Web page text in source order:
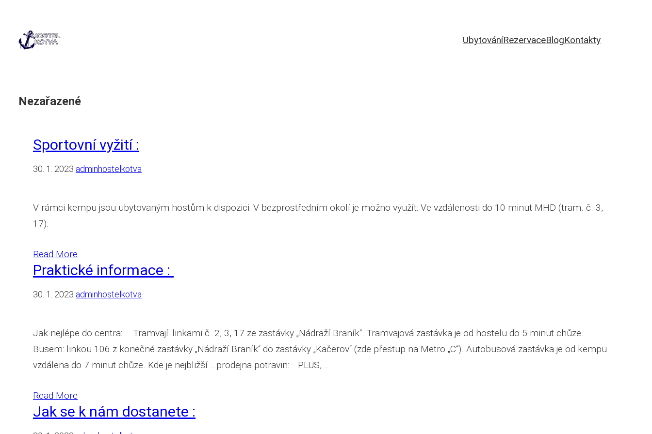
obsah
UbytováníRezervaceBlogKontakty
Nezařazené
Sportovní vyžití :
30. 1. 2023·adminhostelkotva
V rámci kempu jsou ubytovaným hostům k dispozici: V bezprostředním okolí je možno využít: Ve vzdálenosti do 10 minut MHD (tram. č. 3,
17):
Read More
Praktické informace :
30. 1. 2023·adminhostelkotva
Jak nejlépe do centra: – Tramvají: linkami č. 2, 3, 17 ze zastávky „Nádraží Braník“. Tramvajová zastávka je od hostelu do 5 minut chůze.–
Busem: linkou 106 z konečné zastávky „Nádraží Braník“ do zastávky „Kačerov“ (zde přestup na Metro „C“). Autobusová zastávka je od kempu
vzdálena do 7 minut chůze. Kde je nejbližší …prodejna potravin:– PLUS,…
Read More
Jak se k nám dostanete :